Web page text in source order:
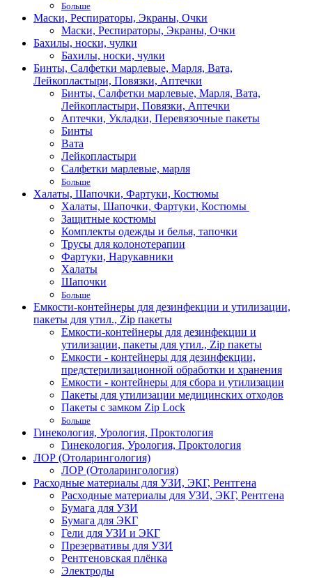
Больше
Маски, Респираторы, Экраны, Очки
Маски, Респираторы, Экраны, Очки
Бахилы, носки, чулки
Бахилы, носки, чулки
Бинты, Салфетки марлевые, Марля, Вата,
Лейкопластыри, Повязки, Аптечки
Бинты, Салфетки марлевые, Марля, Вата,
Лейкопластыри, Повязки, Аптечки
Аптечки, Укладки, Перевязочные пакеты
Бинты
Вата
Лейкопластыри
Салфетки марлевые, марля
Больше
Халаты, Шапочки, Фартуки, Костюмы
Халаты, Шапочки, Фартуки, Костюмы
Защитные костюмы
Комплекты одежды и белья, тапочки
Трусы для колонотерапии
Фартуки, Нарукавники
Халаты
Шапочки
Больше
Емкости-контейнеры для дезинфекции и утилизации,
пакеты для утил., Zip пакеты
Емкости-контейнеры для дезинфекции и
утилизации, пакеты для утил., Zip пакеты
Емкости - контейнеры для дезинфекции,
предстерилизационной обработки и хранения
Емкости - контейнеры для сбора и утилизации
Пакеты для утилизации медицинских отходов
Пакеты с замком Zip Lock
Больше
Гинекология, Урология, Проктология
Гинекология, Урология, Проктология
ЛОР (Отоларингология)
ЛОР (Отоларингология)
Расходные материалы для УЗИ, ЭКГ, Рентгена
Расходные материалы для УЗИ, ЭКГ, Рентгена
Бумага для УЗИ
Бумага для ЭКГ
Гели для УЗИ и ЭКГ
Презервативы для УЗИ
Рентгеновская плёнка
Электроды